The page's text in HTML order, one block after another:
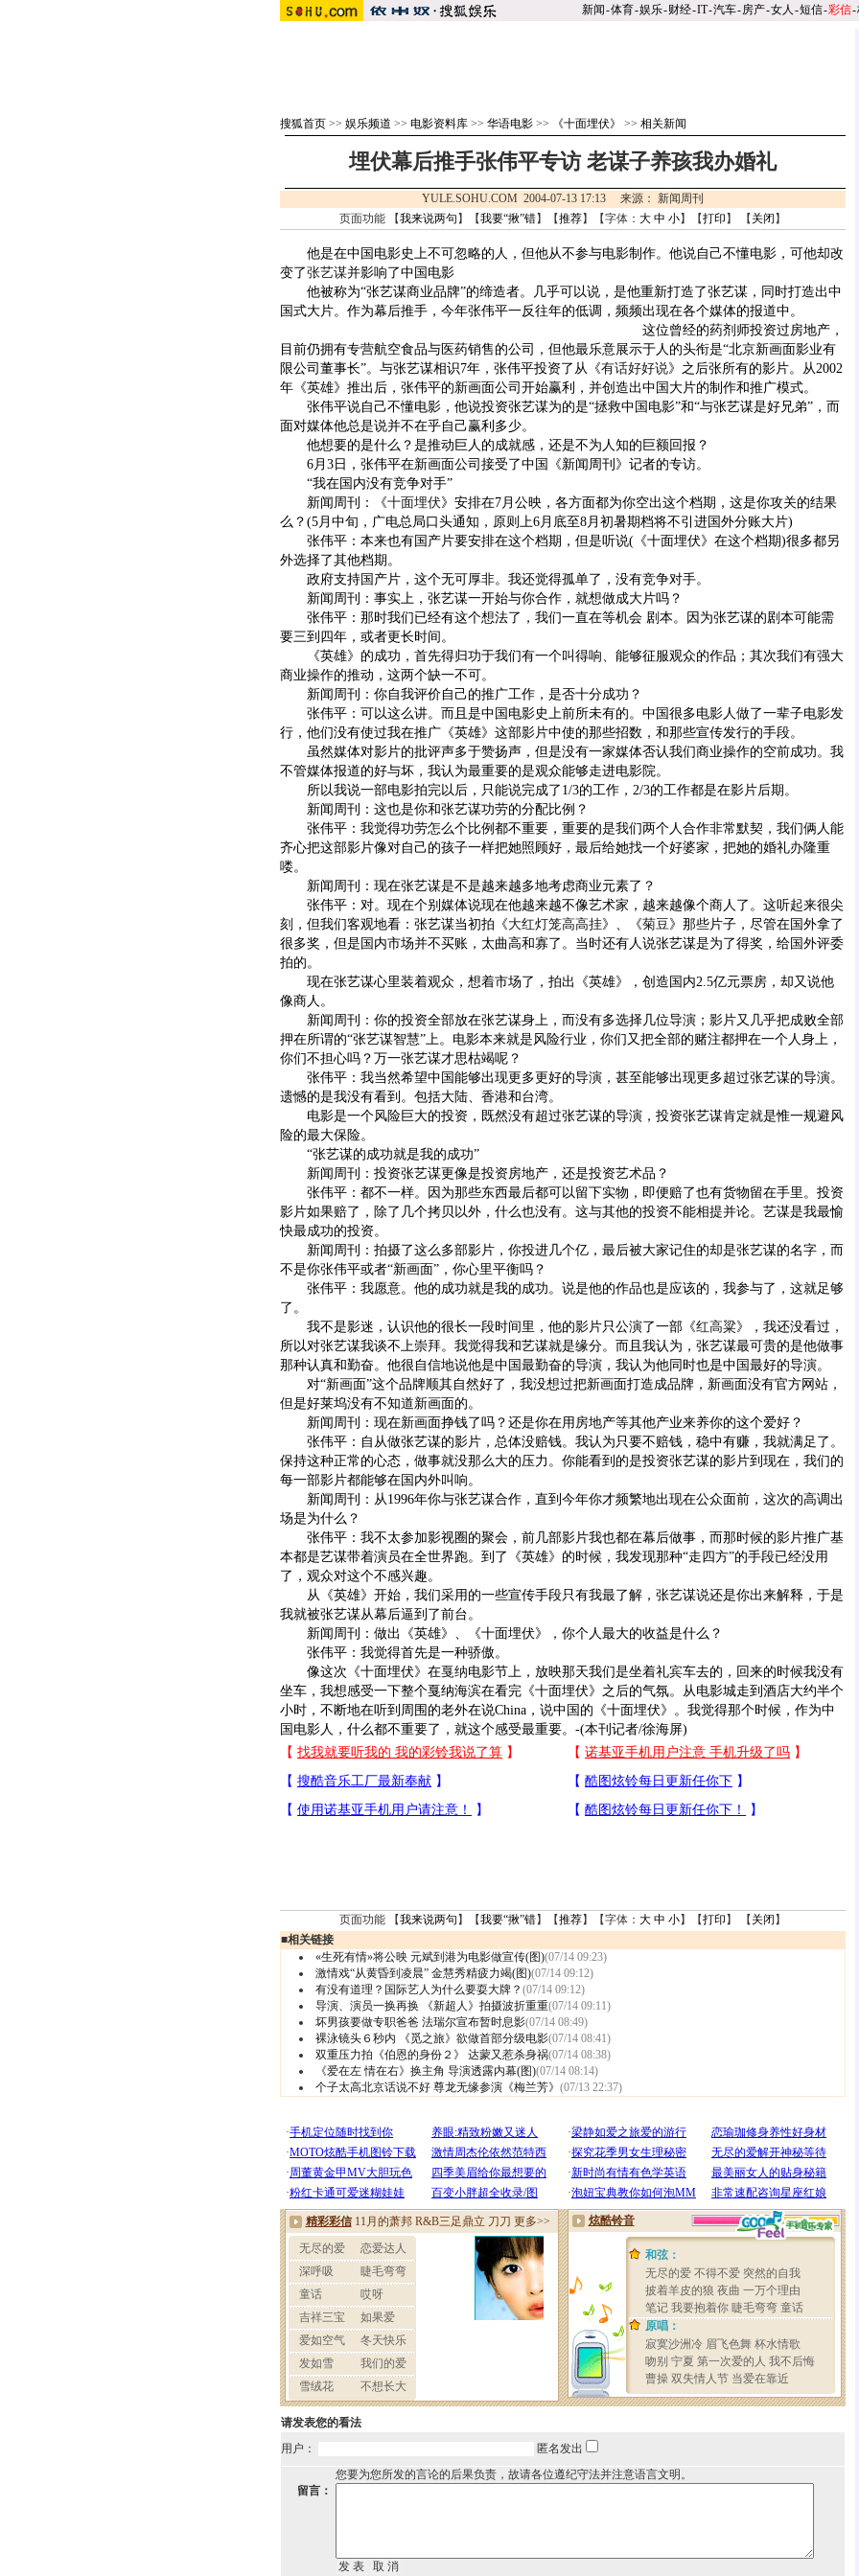
新闻-体育-娱乐-财经-IT-汽车-房产-女人 -短信-彩信-
搜狐首页 >> 娱乐频道 >> 电影资料库 >> 华语电影 >> 《十面埋伏》 >> 相关新闻
埋伏幕后推手张伟平专访 老谋子养孩我办婚礼
YULE.SOHU.COM 2004-07-13 17:13 来源： 新闻周刊
页面功能 【我来说两句 】【我要“揪”错】【推荐】【字体： 大 中 小】【打印 】 【 关闭 】
他是在中国电影史上不可忽略的人，但他从不参与电影制作。他说自己不懂电影，可他却改
变了张艺谋并影响了中国电影
他被称为“张艺谋商业品牌”的缔造者。几乎可以说，是他重新打造了张艺谋，同时打造出中
国式大片。作为幕后推手，今年张伟平一反往年的低调，频频出现在各个媒体的报道中。
这位曾经的药剂师投资过房地产，
目前仍拥有专营航空食品与医药销售的公司，但他最乐意展示于人的头衔是“北京新画面影业有
限公司董事长”。与张艺谋相识7年，张伟平投资了从《有话好好说》之后张所有的影片。从2002
年《英雄》推出后，张伟平的新画面公司开始赢利，并创造出中国大片的制作和推广模式。
张伟平说自己不懂电影，他说投资张艺谋为的是“拯救中国电影”和“与张艺谋是好兄弟”，而
面对媒体他总是说并不在乎自己赢利多少。
他想要的是什么？是推动巨人的成就感，还是不为人知的巨额回报？
6月3日，张伟平在新画面公司接受了中国《新闻周刊》记者的专访。
“我在国内没有竞争对手”
新闻周刊：《十面埋伏》安排在7月公映，各方面都为你空出这个档期，这是你攻关的结果
么？(5月中旬，广电总局口头通知，原则上6月底至8月初暑期档将不引进国外分账大片)
张伟平：本来也有国产片要安排在这个档期，但是听说(《十面埋伏》在这个档期)很多都另
外选择了其他档期。
政府支持国产片，这个无可厚非。我还觉得孤单了，没有竞争对手。
新闻周刊：事实上，张艺谋一开始与你合作，就想做成大片吗？
张伟平：那时我们已经有这个想法了，我们一直在等机会 剧本。因为张艺谋的剧本可能需
要三到四年，或者更长时间。
《英雄》的成功，首先得归功于我们有一个叫得响、能够征服观众的作品；其次我们有强大
商业操作的推动，这两个缺一不可。
新闻周刊：你自我评价自己的推广工作，是否十分成功？
张伟平：可以这么讲。而且是中国电影史上前所未有的。中国很多电影人做了一辈子电影发
行，他们没有使过我在推广《英雄》这部影片中使的那些招数，和那些宣传发行的手段。
虽然媒体对影片的批评声多于赞扬声，但是没有一家媒体否认我们商业操作的空前成功。我
不管媒体报道的好与坏，我认为最重要的是观众能够走进电影院。
所以我说一部电影拍完以后，只能说完成了1/3的工作，2/3的工作都是在影片后期。
新闻周刊：这也是你和张艺谋功劳的分配比例？
张伟平：我觉得功劳怎么个比例都不重要，重要的是我们两个人合作非常默契，我们俩人能
齐心把这部影片像对自己的孩子一样把她照顾好，最后给她找一个好婆家，把她的婚礼办隆重
喽。
新闻周刊：现在张艺谋是不是越来越多地考虑商业元素了？
张伟平：对。现在个别媒体说现在他越来越不像艺术家，越来越像个商人了。这听起来很尖
刻，但我们客观地看：张艺谋当初拍《大红灯笼高高挂》、《菊豆》那些片子，尽管在国外拿了
很多奖，但是国内市场并不买账，太曲高和寡了。当时还有人说张艺谋是为了得奖，给国外评委
拍的。
现在张艺谋心里装着观众，想着市场了，拍出《英雄》，创造国内2.5亿元票房，却又说他
像商人。
新闻周刊：你的投资全部放在张艺谋身上，而没有多选择几位导演；影片又几乎把成败全部
押在所谓的“张艺谋智慧”上。电影本来就是风险行业，你们又把全部的赌注都押在一个人身上，
你们不担心吗？万一张艺谋才思枯竭呢？
张伟平：我当然希望中国能够出现更多更好的导演，甚至能够出现更多超过张艺谋的导演。
遗憾的是我没有看到。包括大陆、香港和台湾。
电影是一个风险巨大的投资，既然没有超过张艺谋的导演，投资张艺谋肯定就是惟一规避风
险的最大保险。
“张艺谋的成功就是我的成功”
新闻周刊：投资张艺谋更像是投资房地产，还是投资艺术品？
张伟平：都不一样。因为那些东西最后都可以留下实物，即便赔了也有货物留在手里。投资
影片如果赔了，除了几个拷贝以外，什么也没有。这与其他的投资不能相提并论。艺谋是我最愉
快最成功的投资。
新闻周刊：拍摄了这么多部影片，你投进几个亿，最后被大家记住的却是张艺谋的名字，而
不是你张伟平或者“新画面”，你心里平衡吗？
张伟平：我愿意。他的成功就是我的成功。说是他的作品也是应该的，我参与了，这就足够
了。
我不是影迷，认识他的很长一段时间里，他的影片只公演了一部《红高粱》，我还没看过，
所以对张艺谋我谈不上崇拜。我觉得我和艺谋就是缘分。而且我认为，张艺谋最可贵的是他做事
那种认真和勤奋。他很自信地说他是中国最勤奋的导演，我认为他同时也是中国最好的导演。
对“新画面”这个品牌顺其自然好了，我没想过把新画面打造成品牌，新画面没有官方网站，
但是好莱坞没有不知道新画面的。
新闻周刊：现在新画面挣钱了吗？还是你在用房地产等其他产业来养你的这个爱好？
张伟平：自从做张艺谋的影片，总体没赔钱。我认为只要不赔钱，稳中有赚，我就满足了。
保持这种正常的心态，做事就没那么大的压力。你能看到的是投资张艺谋的影片到现在，我们的
每一部影片都能够在国内外叫响。
新闻周刊：从1996年你与张艺谋合作，直到今年你才频繁地出现在公众面前，这次的高调出
场是为什么？
张伟平：我不太参加影视圈的聚会，前几部影片我也都在幕后做事，而那时候的影片推广基
本都是艺谋带着演员在全世界跑。到了《英雄》的时候，我发现那种“走四方”的手段已经没用
了，观众对这个不感兴趣。
从《英雄》开始，我们采用的一些宣传手段只有我最了解，张艺谋说还是你出来解释，于是
我就被张艺谋从幕后逼到了前台。
新闻周刊：做出《英雄》、《十面埋伏》，你个人最大的收益是什么？
张伟平：我觉得首先是一种骄傲。
像这次《十面埋伏》在戛纳电影节上，放映那天我们是坐着礼宾车去的，回来的时候我没有
坐车，我想感受一下整个戛纳海滨在看完《十面埋伏》之后的气氛。从电影城走到酒店大约半个
小时，不断地在听到周围的老外在说China，说中国的《十面埋伏》。我觉得那个时候，作为中
国电影人，什么都不重要了，就这个感受最重要。-(本刊记者/徐海屏)
页面功能 【我来说两句 】【我要“揪”错】【推荐】【字体： 大 中 小】【打印 】 【 关闭 】
■相关链接
«生死有情»将公映 元斌到港为电影做宣传(图)(07/14 09:23)
激情戏“从黄昏到凌晨” 金慧秀精疲力竭(图)(07/14 09:12)
有没有道理？国际艺人为什么要耍大牌？ (07/14 09:12)
导演、演员一换再换 《新超人》拍摄波折重重(07/14 09:11)
坏男孩要做专职爸爸 法瑞尔宣布暂时息影(07/14 08:49)
裸泳镜头６秒内 《觅之旅》欲做首部分级电影(07/14 08:41)
双重压力拍《伯恩的身份２》 达蒙又惹杀身祸(07/14 08:38)
《爱在左 情在右》换主角 导演透露内幕(图)(07/14 08:14)
个子太高北京话说不好 尊龙无缘参演《梅兰芳》 (07/13 22:37)
请发表您的看法
用户：
匿名发出
您要为您所发的言论的后果负责，故请各位遵纪守法并注意语言文明。
留言：